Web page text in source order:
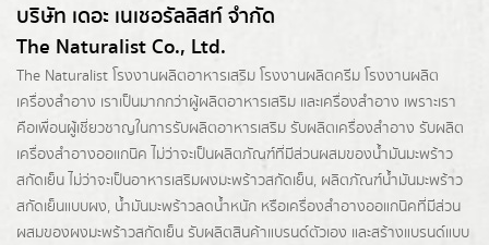
บริษัท เดอะ เนเชอรัลลิสท์ จำกัด
The Naturalist Co., Ltd.
The Naturalist โรงงานผลิตอาหารเสริม โรงงานผลิตครีม โรงงานผลิต
เครื่องสำอาง เราเป็นมากกว่าผู้ผลิตอาหารเสริม และเครื่องสำอาง เพราะเรา
คือเพื่อนผู้เชี่ยวชาญในการรับผลิตอาหารเสริม รับผลิตเครื่องสำอาง รับผลิต
เครื่องสำอางออแกนิค ไม่ว่าจะเป็นผลิตภัณฑ์ที่มีส่วนผสมของน้ำมันมะพร้าว
สกัดเย็น ไม่ว่าจะเป็นอาหารเสริมผงมะพร้าวสกัดเย็น, ผลิตภัณฑ์น้ำมันมะพร้าว
สกัดเย็นแบบผง, น้ำมันมะพร้าวลดน้ำหนัก หรือเครื่องสำอางออแกนิคที่มีส่วน
ผสมของผงมะพร้าวสกัดเย็น รับผลิตสินค้าแบรนด์ตัวเอง และสร้างแบรนด์แบบ